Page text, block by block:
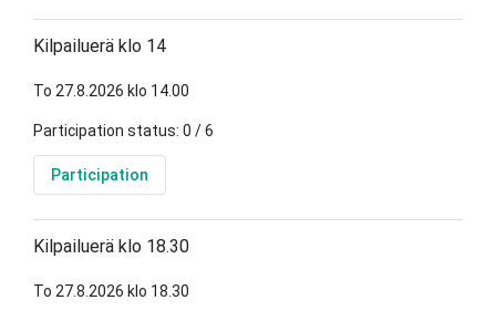
Kilpailuerä klo 14
To 27.8.2026 klo 14.00
Participation status: 0 / 6
Participation
Kilpailuerä klo 18.30
To 27.8.2026 klo 18.30